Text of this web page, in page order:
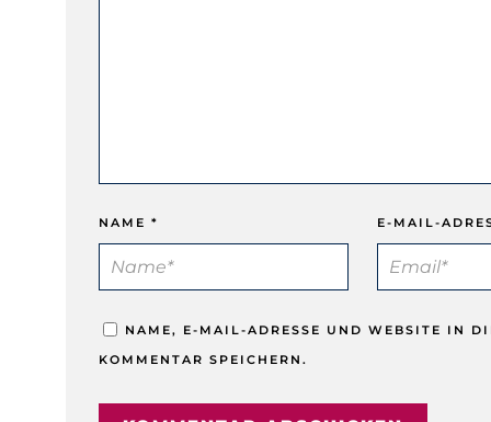
NAME * E-MAIL-
NAME, E-MAIL-ADRESSE UND WEBSITE IN
KOMMENTAR SPEICHERN.